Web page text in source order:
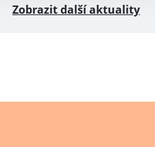
Zobrazit další aktuality